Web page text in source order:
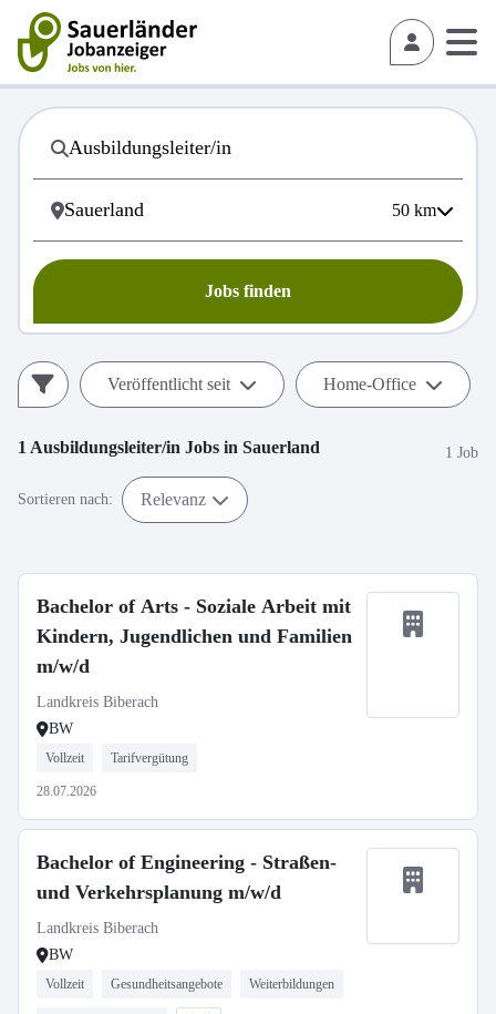
50 km
Jobs finden
Veröffentlicht seit Home-Office
1 Ausbildungsleiter/in Jobs in Sauerland 1 Job
Sortieren nach: Relevanz
Bachelor of Arts - Soziale Arbeit mit
Kindern, Jugendlichen und Familien
m/w/d
Landkreis Biberach
BW
Vollzeit Tarifvergütung
28.07.2026
Bachelor of Engineering - Straßen-
und Verkehrsplanung m/w/d
Landkreis Biberach
BW
Vollzeit Gesundheitsangebote Weiterbildungen